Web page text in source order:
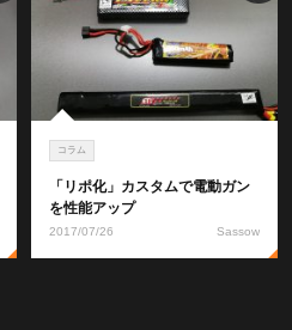
コラム
「リポ化」カスタムで電動ガン
を性能アップ
2017/07/26 Sassow